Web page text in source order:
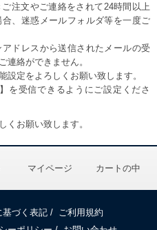
注文やご連絡をされて24時間以上
、迷惑メールフォルダ等を一度ご
ドレスから送信されたメールの受
連絡ができません。
設定をよろしくお願い致します。
を受信できるようにご設定くださ
くお願い致します。
マイページ カートの中
基づく表記 /
ご利用規約